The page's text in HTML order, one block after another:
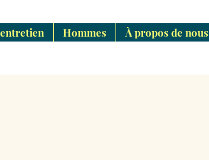
Hommes À propos de nous